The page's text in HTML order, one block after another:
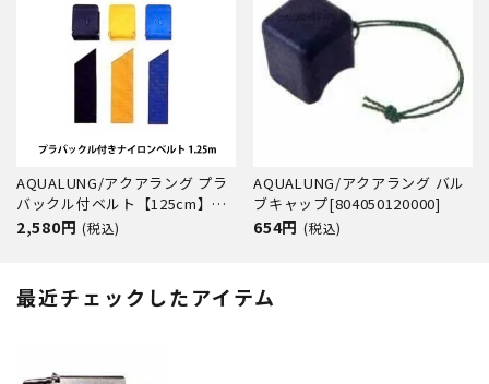
AQUALUNG/アクアラング プラ
バックル付ベルト【125cm】
[80405028]
2,580円 (税込)
AQUALUNG/アクアラング バル
ブキャップ[804050120000]
654円 (税込)
最近チェックしたアイテム